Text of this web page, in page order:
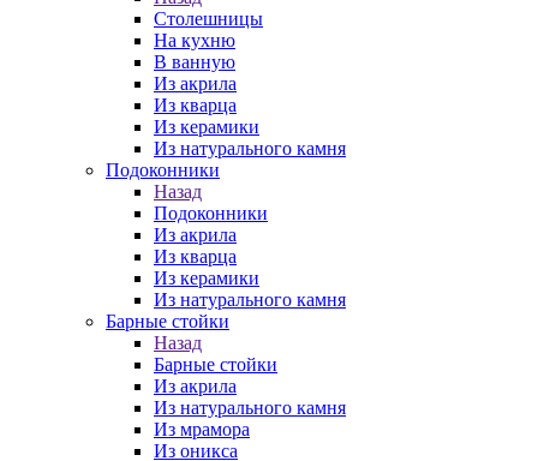
Столешницы
На кухню
В ванную
Из акрила
Из кварца
Из керамики
Из натурального камня
Подоконники
Назад
Подоконники
Из акрила
Из кварца
Из керамики
Из натурального камня
Барные стойки
Назад
Барные стойки
Из акрила
Из натурального камня
Из мрамора
Из оникса